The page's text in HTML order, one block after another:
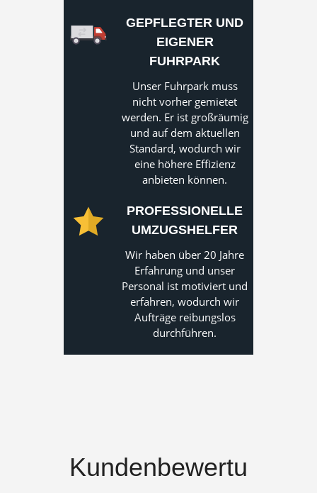
GEPFLEGTER UND
EIGENER
FUHRPARK
Unser Fuhrpark muss
nicht vorher gemietet
werden. Er ist großräumig
und auf dem aktuellen
Standard, wodurch wir
eine höhere Effizienz
anbieten können.
PROFESSIONELLE
UMZUGSHELFER
Wir haben über 20 Jahre
Erfahrung und unser
Personal ist motiviert und
erfahren, wodurch wir
Aufträge reibungslos
durchführen.
Kundenbewertu